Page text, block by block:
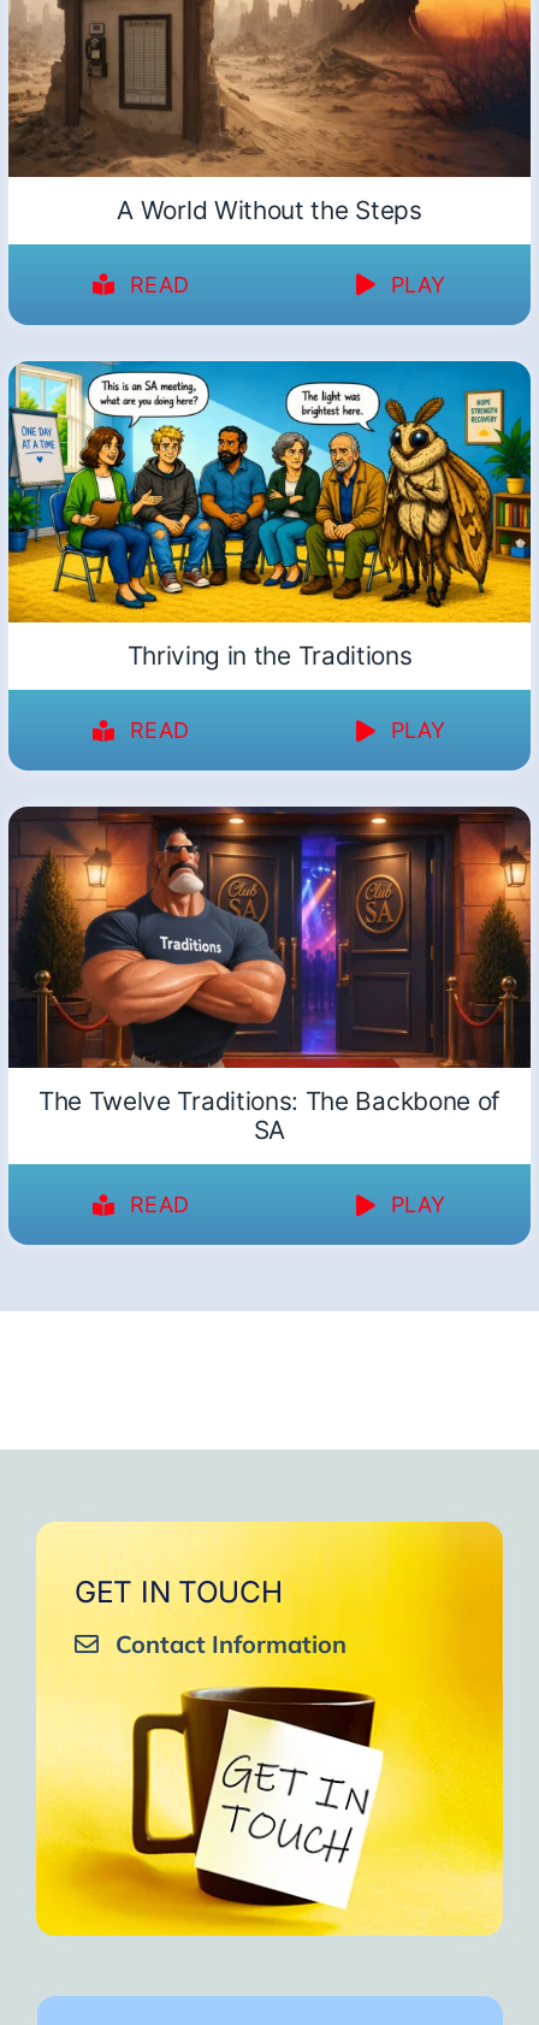
A World Without the Steps
READ PLAY
Thriving in the Traditions
READ PLAY
The Twelve Traditions: The Backbone of
SA
READ PLAY
GET IN TOUCH
Contact Information